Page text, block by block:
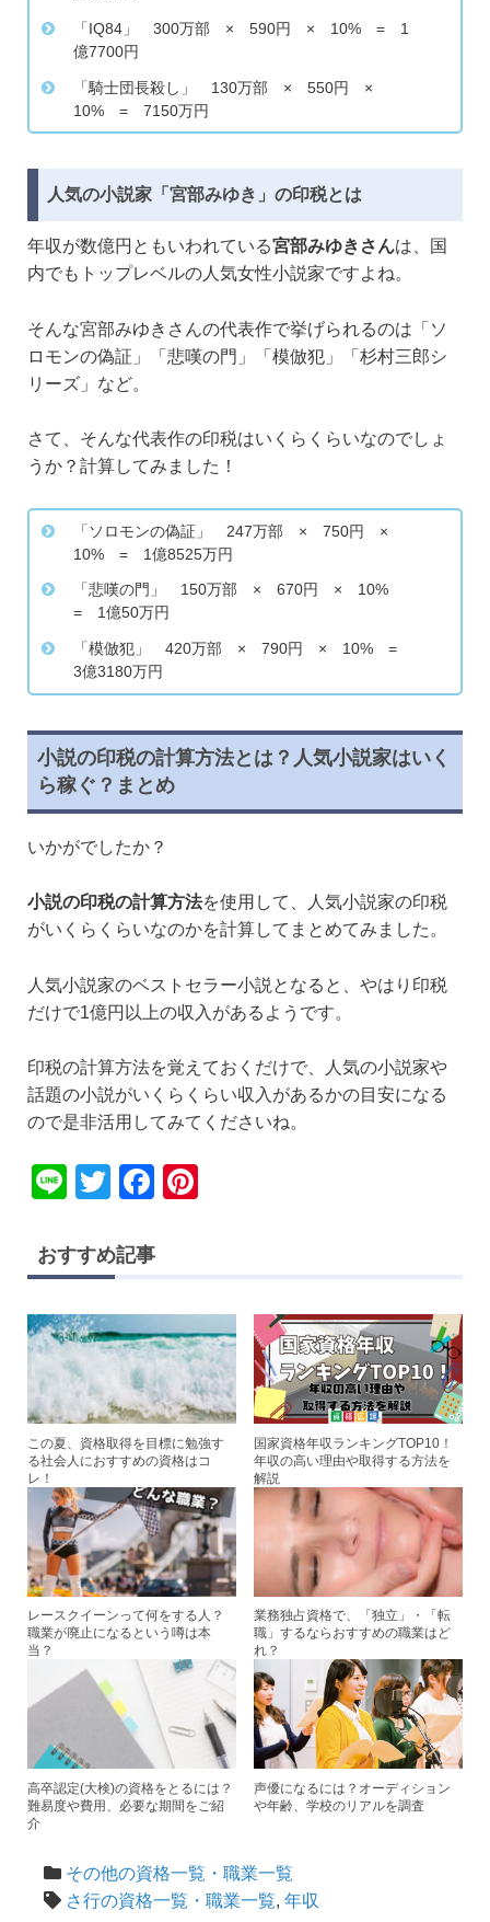
「IQ84」 300万部 × 590円 × 10% = 1
億7700円
「騎士団長殺し」 130万部 × 550円 ×
10% = 7150万円
人気の小説家「宮部みゆき」の印税とは
年収が数億円ともいわれている宮部みゆきさんは、国
内でもトップレベルの人気女性小説家ですよね。
そんな宮部みゆきさんの代表作で挙げられるのは「ソ
ロモンの偽証」「悲嘆の門」「模倣犯」「杉村三郎シ
リーズ」など。
さて、そんな代表作の印税はいくらくらいなのでしょ
うか？計算してみました！
「ソロモンの偽証」 247万部 × 750円 ×
10% = 1億8525万円
「悲嘆の門」 150万部 × 670円 × 10%
= 1億50万円
「模倣犯」 420万部 × 790円 × 10% =
3億3180万円
小説の印税の計算方法とは？人気小説家はいく
ら稼ぐ？まとめ
いかがでしたか？
小説の印税の計算方法を使用して、人気小説家の印税
がいくらくらいなのかを計算してまとめてみました。
人気小説家のベストセラー小説となると、やはり印税
だけで1億円以上の収入があるようです。
印税の計算方法を覚えておくだけで、人気の小説家や
話題の小説がいくらくらい収入があるかの目安になる
ので是非活用してみてくださいね。
Li
e
T
tt
er
F
c
b
o
o
k
st
おすすめ記事
この夏、資格取得を目標に勉強す
る社会人におすすめの資格はコ
レ！
国家資格年収ランキングTOP10！
年収の高い理由や取得する方法を
解説
レースクイーンって何をする人？
職業が廃止になるという噂は本
当？
業務独占資格で、「独立」・「転
職」するならおすすめの職業はど
れ？
高卒認定(大検)の資格をとるには？
難易度や費用、必要な期間をご紹
介
声優になるには？オーディション
や年齢、学校のリアルを調査
その他の資格一覧・職業一覧
さ行の資格一覧・職業一覧, 年収